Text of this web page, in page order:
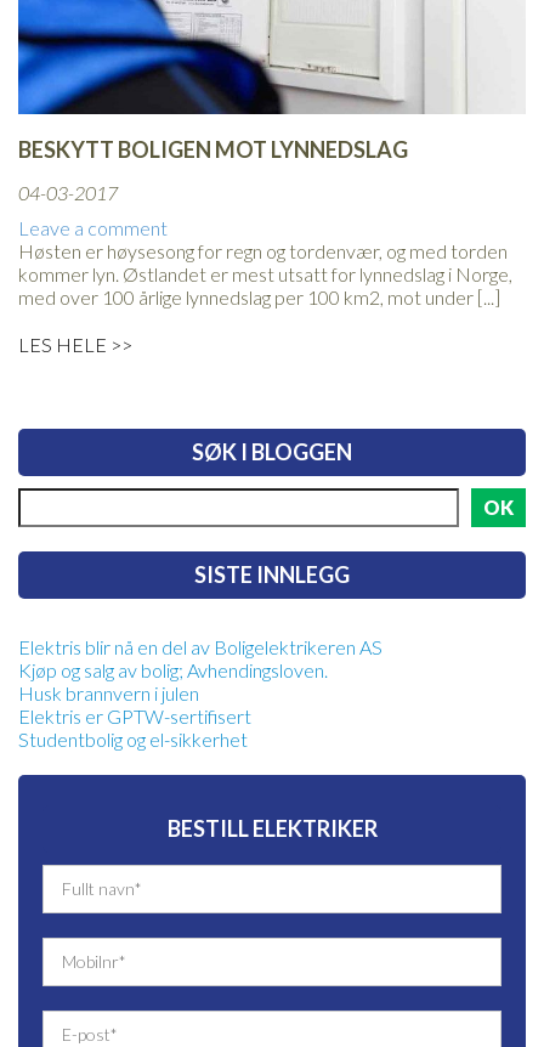
BESKYTT BOLIGEN MOT LYNNEDSLAG
04-03-2017
Leave a comment
Høsten er høysesong for regn og tordenvær, og med torden
kommer lyn. Østlandet er mest utsatt for lynnedslag i Norge,
med over 100 årlige lynnedslag per 100 km2, mot under [...]
LES HELE >>
SØK I BLOGGEN
SISTE INNLEGG
Elektris blir nå en del av Boligelektrikeren AS
Kjøp og salg av bolig; Avhendingsloven.
Husk brannvern i julen
Elektris er GPTW-sertifisert
Studentbolig og el-sikkerhet
BESTILL ELEKTRIKER